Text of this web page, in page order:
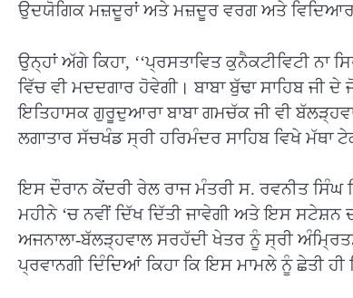
ਉਦਯੋਗਿਕ ਮਜ਼ਦੂਰਾਂ ਅਤੇ ਮਜ਼ਦੂਰ ਵਰਗ ਅਤੇ
ਉਨ੍ਹਾਂ ਅੱਗੇ ਕਿਹਾ, ‘‘ਪ੍ਰਸਤਾਵਿਤ ਕੁਨੈਕਟੀਵਿਟੀ
ਵਿੱਚ ਵੀ ਮਦਦਗਾਰ ਹੋਵੇਗੀ। ਬਾਬਾ ਬੁੱਢਾ ਸਾਹਿਬ
ਇਤਿਹਾਸਕ ਗੁਰੂਦੁਆਰਾ ਬਾਬਾ ਗਮਚੱਕ ਜੀ ਵੀ
ਲਗਾਤਾਰ ਸੱਚਖੰਡ ਸ੍ਰੀ ਹਰਿਮੰਦਰ ਸਾਹਿਬ ਵਿਖੇ
ਇਸ ਦੌਰਾਨ ਕੇਂਦਰੀ ਰੇਲ ਰਾਜ ਮੰਤਰੀ ਸ. ਰਵਨੀਤ ਸਿੰਘ
ਮਹੀਨੇ ‘ਚ ਨਵੀਂ ਦਿੱਖ ਦਿੱਤੀ ਜਾਵੇਗੀ ਅਤੇ ਇਸ ਸਟੇਸ਼ਨ
ਅਜਨਾਲਾ-ਬੱਲੜ੍ਹਵਾਲ ਸਰਹੱਦੀ ਖੇਤਰ ਨੂੰ ਸ੍ਰੀ
ਪ੍ਰਵਾਨਗੀ ਦਿੰਦਿਆਂ ਕਿਹਾ ਕਿ ਇਸ ਮਾਮਲੇ ਨੂੰ ਛੇਤੀ ਹੀ